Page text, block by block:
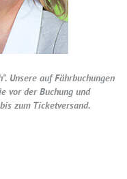
Unsere auf Fährbuchungen
vor der Buchung und
zum Ticketversand.